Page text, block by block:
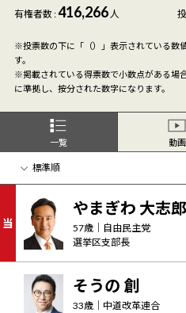
有権者数 :416,266人
※投票数の下に「（）」表示されている数
す。
※掲載されている得票数で小数点がある場
に準拠し、按分された数字になります。
一覧 動画
当
やまぎわ 大志郎
57歳｜ 自由民主党
選挙区支部長
そうの 創
33歳｜ 中道改革連合